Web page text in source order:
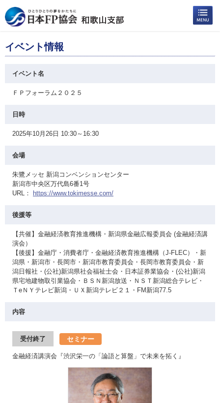
イベント情報
イベント名
ＦＰフォーラム２０２５
日時
2025年10月26日 10:30～16:30
会場
朱鷺メッセ 新潟コンベンションセンター
新潟市中央区万代島6番1号
URL：
https://www.tokimesse.com/
後援等
【共催】金融経済教育推進機構・新潟県金融広報委員会 (金融経済講
演会）
【後援】金融庁・消費者庁・金融経済教育推進機構（J-FLEC）・新
潟県・新潟市・長岡市・新潟市教育委員会・長岡市教育委員会・新
潟日報社・(公社)新潟県社会福祉士会・日本証券業協会・(公社)新潟
県宅地建物取引業協会・ＢＳＮ新潟放送・ＮＳＴ新潟総合テレビ・
ＴeＮＹテレビ新潟・ＵＸ新潟テレビ２１・FM新潟77.5
内容
受付終了 セミナー
金融経済講演会『渋沢栄一の「論語と算盤」で未来を拓く』